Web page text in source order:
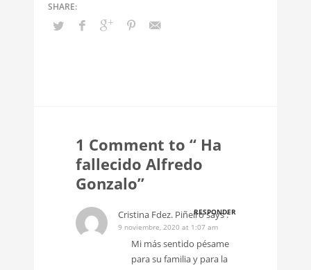
1 Comment to “ Ha
fallecido Alfredo
Gonzalo”
Cristina Fdez. Piñeirosays :
RESPONDER
9 noviembre, 2020 at 1:07 am
Mi más sentido pésame
para su familia y para la